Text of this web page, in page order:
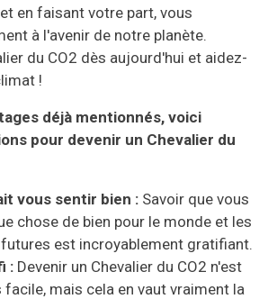
en faisant votre part, vous
à l'avenir de notre planète.
du CO2 dès aujourd'hui et aidez-
!
déjà mentionnés, voici
pour devenir un Chevalier du
vous sentir bien : Savoir que vous
chose de bien pour le monde et les
est incroyablement gratifiant.
: Devenir un Chevalier du CO2 n'est
mais cela en vaut vraiment la